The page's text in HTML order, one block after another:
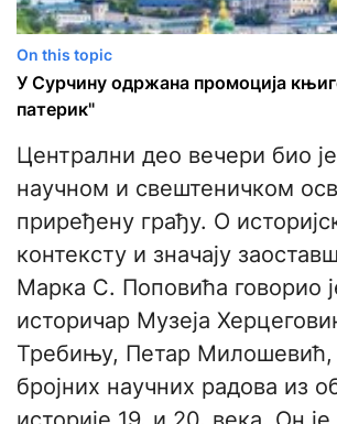
On this topic
У Сурчину одржана промоција
патерик"
​Централни део вечери био
научном и свештеничком
приређену грађу. О
контексту и значају
Марка С. Поповића говорио
историчар Музеја
Требињу, Петар Милошевић,
бројних научних радова из